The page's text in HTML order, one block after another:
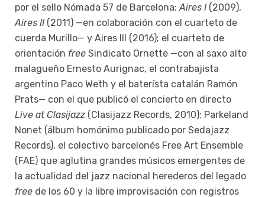
por el sello Nómada 57 de Barcelona: Aires I(2009),
Aires II(2011) —en colaboración con el cuarteto de
cuerda Murillo— y Aires III (2016); el cuarteto de
orientación free Sindicato Ornette —con al saxo alto
malagueño Ernesto Aurignac, el contrabajista
argentino Paco Weth y el baterísta catalán Ramón
Prats— con el que publicó el concierto en directo
Live at Clasijazz (Clasijazz Records, 2010); Parkeland
Nonet (álbum homónimo publicado por Sedajazz
Records), el colectivo barcelonés Free Art Ensemble
(FAE) que aglutina grandes músicos emergentes de
la actualidad del jazz nacional herederos del legado
free de los 60 y la libre improvisación con registros